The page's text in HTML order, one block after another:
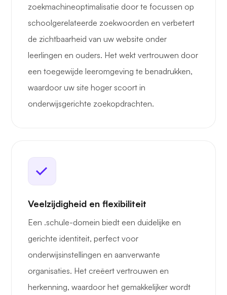
zoekmachineoptimalisatie door te focussen op
schoolgerelateerde zoekwoorden en verbetert
de zichtbaarheid van uw website onder
leerlingen en ouders. Het wekt vertrouwen door
een toegewijde leeromgeving te benadrukken,
waardoor uw site hoger scoort in
onderwijsgerichte zoekopdrachten.
Veelzijdigheid en flexibiliteit
Een .schule-domein biedt een duidelijke en
gerichte identiteit, perfect voor
onderwijsinstellingen en aanverwante
organisaties. Het creëert vertrouwen en
herkenning, waardoor het gemakkelijker wordt